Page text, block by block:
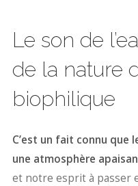
Le son de
de la nature
biophilique
C’est un fait connu que
une atmosphère
et notre esprit à passer